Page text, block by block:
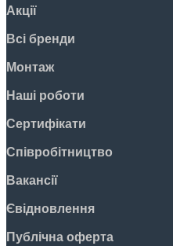
Акції
Всі бренди
Монтаж
Наші роботи
Сертифікати
Співробітництво
Вакансії
Євідновлення
Публічна оферта